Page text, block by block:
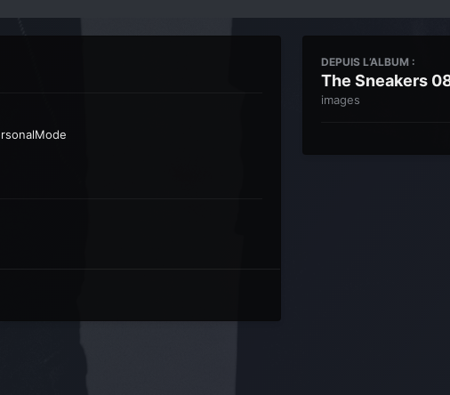
DEPUIS L’ALBUM :
The Sneakers
images